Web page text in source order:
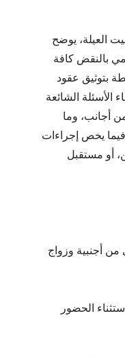
العيلة، يوضح
بالنقض كافة
بتوثيق عقود
الأسئلة الشائعة
أجانب، وما
فيما يخص إجراءات
أو مستقبل
من أجنبية وزواج
الحضور